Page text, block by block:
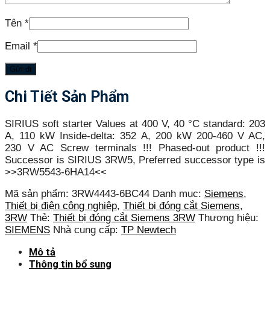
Tên *
Email *
Chi Tiết Sản Phẩm
SIRIUS soft starter Values at 400 V, 40 °C standard: 203
A, 110 kW Inside-delta: 352 A, 200 kW 200-460 V AC,
230 V AC Screw terminals !!! Phased-out product !!!
Successor is SIRIUS 3RW5, Preferred successor type is
>>3RW5543-6HA14<<
Mã sản phẩm: 3RW4443-6BC44 Danh mục: Siemens,
Thiết bị điện công nghiệp, Thiết bị đóng cắt Siemens,
3RW Thẻ: Thiết bị đóng cắt Siemens 3RW Thương hiệu:
SIEMENS Nhà cung cấp: TP Newtech
Mô tả
Thông tin bổ sung